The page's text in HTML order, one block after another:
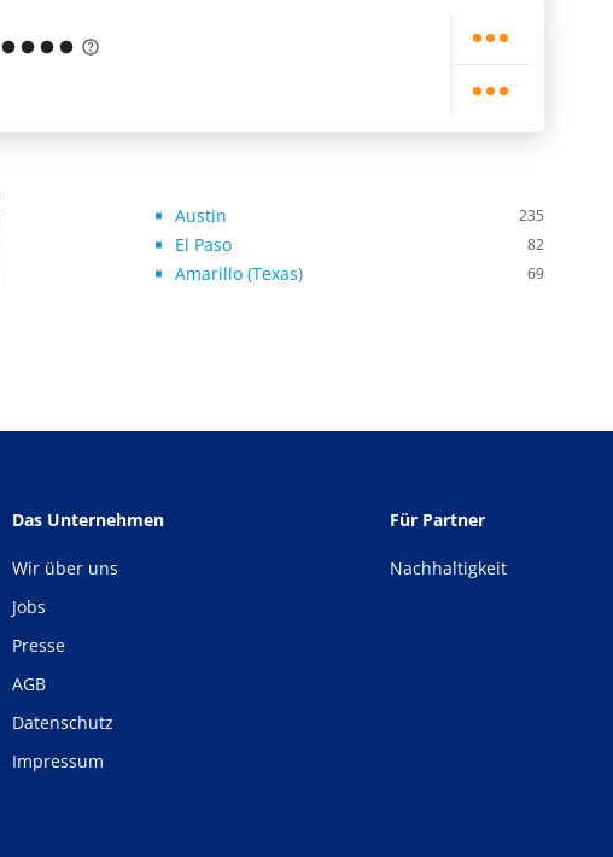
Austin 235
El Paso 82
Amarillo (Texas) 69
Das Unternehmen
Wir über uns
Jobs
Presse
AGB
Datenschutz
Impressum
Für Partner
Nachhaltigkeit